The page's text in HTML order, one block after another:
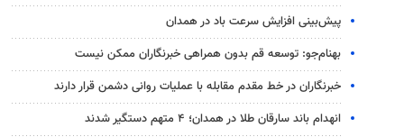
پیش‌بینی افزایش سرعت باد در همدان
بهنام‌جو: توسعه قم بدون همراهی خبرنگاران ممکن نیست
خبرنگاران در خط مقدم مقابله با عملیات روانی دشمن قرار دارند
انهدام باند سارقان طلا در همدان؛ ۴ متهم دستگیر شدند